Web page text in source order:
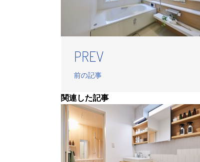
PREV
前の記事
関連した記事